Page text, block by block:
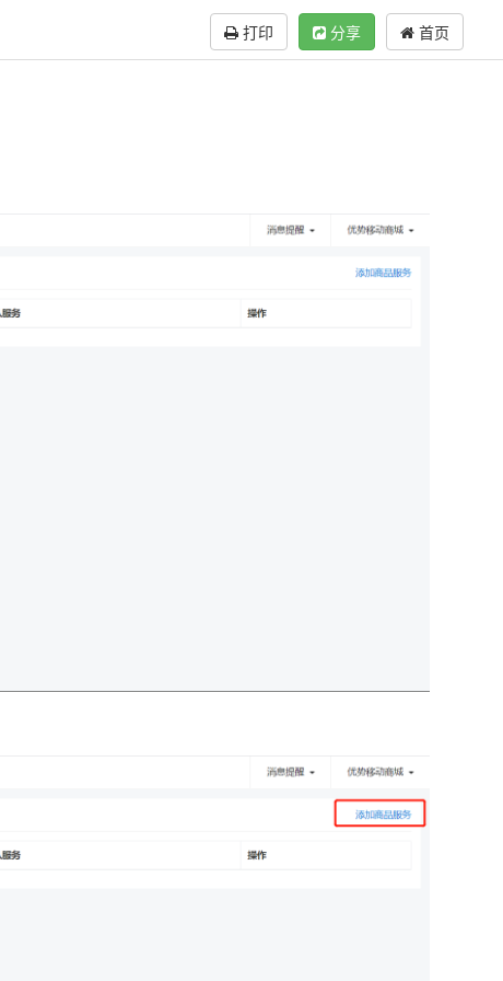
打印 首页
分享